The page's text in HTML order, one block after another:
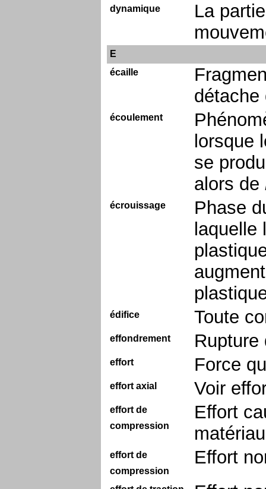
dynamique
La
E
écaille
détache
écoulement
lorsque
se
alors de
écrouissage
Phase
édifice Toute
effondrement Rupture
effort Force
effort axial Voir
effort de
compression
Effort
effort de
compression
Effort